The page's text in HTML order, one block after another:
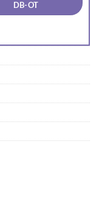
640 Ft.
534
DB-OT